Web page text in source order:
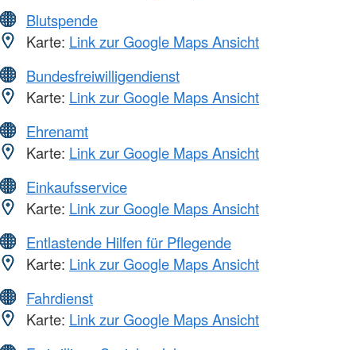
Blutspende
Karte: Link zur Google Maps Ansicht
Bundesfreiwilligendienst
Karte: Link zur Google Maps Ansicht
Ehrenamt
Karte: Link zur Google Maps Ansicht
Einkaufsservice
Karte: Link zur Google Maps Ansicht
Entlastende Hilfen für Pflegende
Karte: Link zur Google Maps Ansicht
Fahrdienst
Karte: Link zur Google Maps Ansicht